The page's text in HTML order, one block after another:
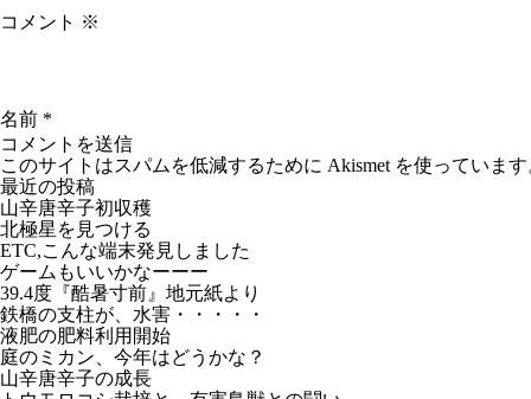
コメント ※
名前 *
このサイトはスパムを低減するために Akismet を使っていま
最近の投稿
山辛唐辛子初収穫
北極星を見つける
ETC,こんな端末発見しました
ゲームもいいかなーーー
39.4度『酷暑寸前』地元紙より
鉄橋の支柱が、水害・・・・・
液肥の肥料利用開始
庭のミカン、今年はどうかな？
山辛唐辛子の成長